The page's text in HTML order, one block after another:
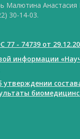
Малютина
30-14-03.
- 74739 от
информации